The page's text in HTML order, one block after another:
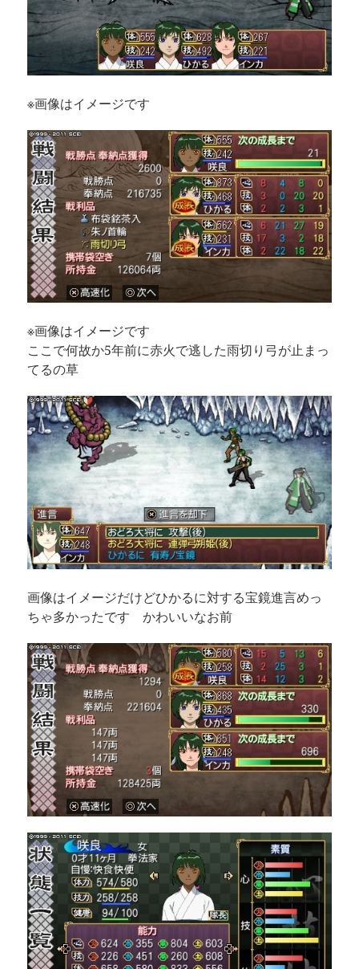
※画像はイメージです
※画像はイメージです
ここで何故か5年前に赤火で逃した雨切り弓が止まっ
てるの草
画像はイメージだけどひかるに対する宝鏡進言めっ
ちゃ多かったです かわいいなお前